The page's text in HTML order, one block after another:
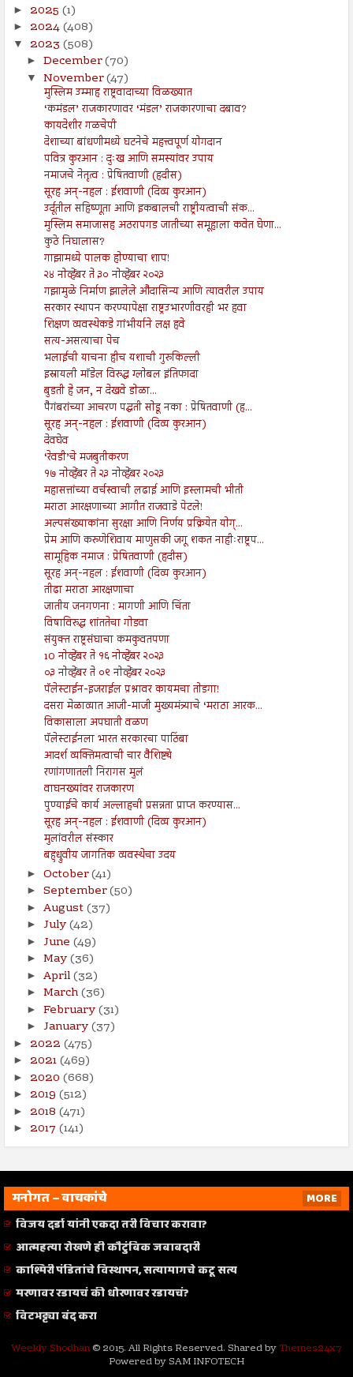
► 2025 (1)
► 2024(408)
▼ 2023 (508)
► December(70)
▼ November(47)
मुस्लिम उम्माह राष्ट्रवादाच्या विळख्यात
‘कमंडल’ राजकारणावर ‘मंडल’ राजकारणाचा दबाव?
कायदेशीर गळचेपी
देशाच्या बांधणीमध्ये घटनेचे महत्त्वपूर्ण योगदान
पवित्र कुरआन : दुःख आणि समस्यांवर उपाय
नमाजचे नेतृत्व : प्रेषितवाणी (हदीस)
सूरह अन्-नहल : ईशवाणी (दिव्य कुरआन)
उर्दूतील सहिष्णूता आणि इकबालची राष्ट्रीयत्वाची संक...
मुस्लिम समाजासह अठरापगड जातीच्या समूहाला कवेत घेणा...
कुठे निघालास?
गाझामध्ये पालक होण्याचा शाप!
२४ नोव्हेंबर ते ३० नोव्हेंबर २०२३
गझामुळे निर्माण झालेले औदासिन्य आणि त्यावरील उपाय
सरकार स्थापन करण्यापेक्षा राष्ट्रउभारणीवरही भर हवा
शिक्षण व्यवस्थेकडे गांभीर्याने लक्ष हवे
सत्य-असत्याचा पेच
भलाईची याचना हीच यशाची गुरुकिल्ली
इस्रायली मॉडेल विरुद्ध ग्लोबल इंतिफादा
बुडती हे जन, न देखवे डोळा...
पैगंबरांच्या आचरण पद्धती सोडू नका : प्रेषितवाणी (ह...
सूरह अन्-नहल : ईशवाणी (दिव्य कुरआन)
देवघेव
‘रेवडी’चे मजबुतीकरण
१७ नोव्हेंबर ते २३ नोव्हेंबर २०२३
महासत्तांच्या वर्चस्वाची लढाई आणि इस्लामची भीती
मराठा आरक्षणाच्या आगीत राजवाडे पेटले!
अल्पसंख्याकांना सुरक्षा आणि निर्णय प्रक्रियेत योग्...
प्रेम आणि करुणेशिवाय माणुसकी जगू शकत नाहीःराष्ट्रप...
सामूहिक नमाज : प्रेषितवाणी (हदीस)
सूरह अन्-नहल : ईशवाणी (दिव्य कुरआन)
तीढा मराठा आरक्षणाचा
जातीय जनगणना : मागणी आणि चिंता
विषाविरुद्ध शांततेचा गोडवा
संयुक्त राष्ट्रसंघाचा कमकुवतपणा
10 नोव्हेंबर ते १६ नोव्हेंबर २०२३
०३ नोव्हेंबर ते ०९ नोव्हेंबर २०२३
पॅलेस्टाईन-इजराईल प्रश्नावर कायमचा तोडगा!
दसरा मेळाव्यात आजी-माजी मुख्यमंत्र्याचे ‘मराठा आरक...
विकासाला अपघाती वळण
पॅलेस्टाईनला भारत सरकारचा पाठिंबा
आदर्श व्यक्तिमत्वाची चार वैशिष्ट्ये
रणांगणातली निरागस मुलं
वाघनख्यांवर राजकारण
पुण्याईचे कार्य अल्लाहची प्रसन्नता प्राप्त करण्यास...
सूरह अन्-नहल : ईशवाणी (दिव्य कुरआन)
मुलांवरील संस्कार
बहुध्रुवीय जागतिक व्यवस्थेचा उदय
► October(41)
► September(50)
► August(37)
► July(42)
► June (49)
► May(36)
► April(32)
► March(36)
► February(31)
► January(37)
► 2022 (475)
► 2021(469)
► 2020 (668)
► 2019 (512)
► 2018 (471)
► 2017 (141)
मनोगत – वाचकांचे
MORE
विजय दर्डा यांनी एकदा तरी विचार करावा?
आत्महत्या रोखणे ही कौटुंबिक जबाबदारी
काश्मिरी पंडितांचे विस्थापन, सत्यामागचे कटू सत्य
मरणावर रडायचं की धोरणावर रडायचं?
विटभट्ट्या बंद करा
Weekly Shodhan © 2015. All Rights Reserved. Shared by Themes24x7
Powered by SAM INFOTECH